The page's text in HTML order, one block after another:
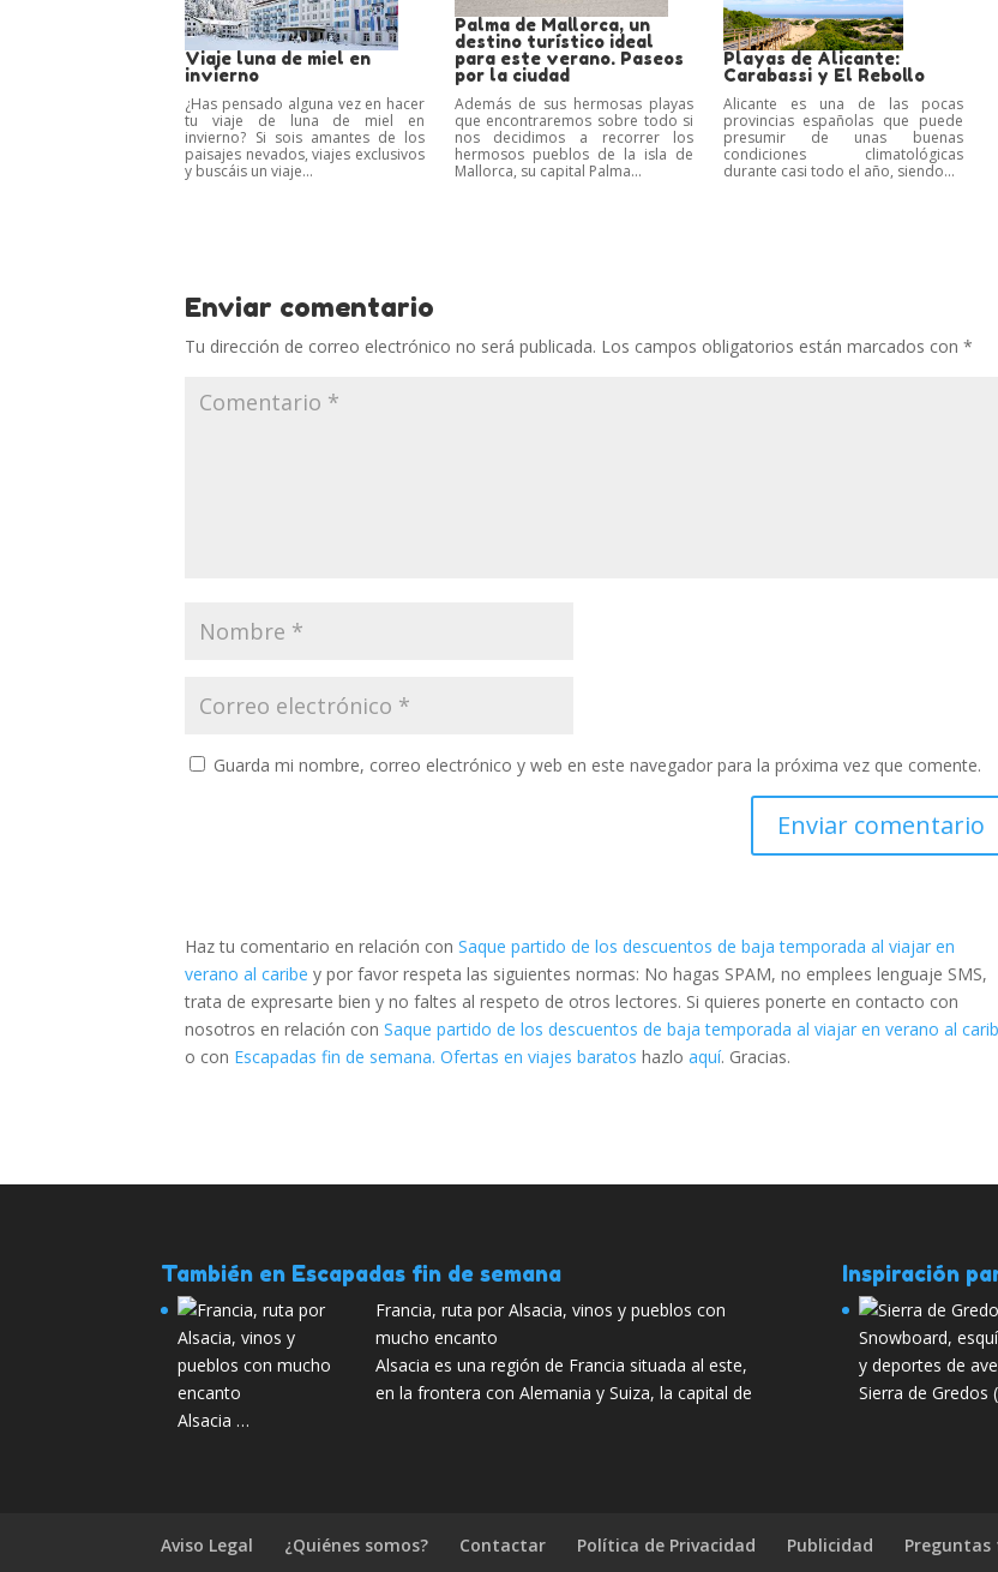
Viaje luna de miel en
invierno
¿Has pensado alguna vez en hacer
tu viaje de luna de miel en
invierno? Si sois amantes de los
paisajes nevados, viajes exclusivos
y buscáis un viaje...
Palma de Mallorca, un
destino turístico ideal
para este verano. Paseos
por la ciudad
Además de sus hermosas playas
que encontraremos sobre todo si
nos decidimos a recorrer los
hermosos pueblos de la isla de
Mallorca, su capital Palma...
Playas de Alicante:
Carabassi y El Rebollo
Alicante es una de las pocas
provincias españolas que puede
presumir de unas buenas
condiciones climatológicas
durante casi todo el año, siendo...
Enviar comentario
Tu dirección de correo electrónico no será publicada. Los campos obligatorios están marcados con*
Guarda mi nombre, correo electrónico y web en este navegador para la próxima vez que comente.
Haz tu comentario en relación conSaque partido de los descuentos de baja temporada al viajar en
verano al caribe y por favor respeta las siguientes normas: No hagas SPAM, no emplees lenguaje SMS,
trata de expresarte bien y no faltes al respeto de otros lectores. Si quieres ponerte en contacto con
nosotros en relación conSaque partido de los descuentos de baja temporada al viajar en verano al
o con Escapadas fin de semana. Ofertas en viajes baratos hazloaquí. Gracias.
También en Escapadas fin de semana
Francia, ruta por Alsacia, vinos y pueblos con
mucho encanto
Alsacia es una región de Francia situada al este,
en la frontera con Alemania y Suiza, la capital de
Alsacia …
Inspiración
Sierra de
Aviso Legal ¿Quiénes somos? Contactar Política de Privacidad Publicidad